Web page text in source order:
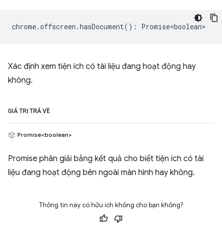
chrome.offscreen .hasDocument() : Promise<boolean>
Xác định xem tiện ích có tài liệu đang hoạt động hay
không.
GIÁ TRỊ TRẢ VỀ
Promise<boolean>
Promise phân giải bằng kết quả cho biết tiện ích có tài
liệu đang hoạt động bên ngoài màn hình hay không.
Thông tin này có hữu ích không cho bạn không?